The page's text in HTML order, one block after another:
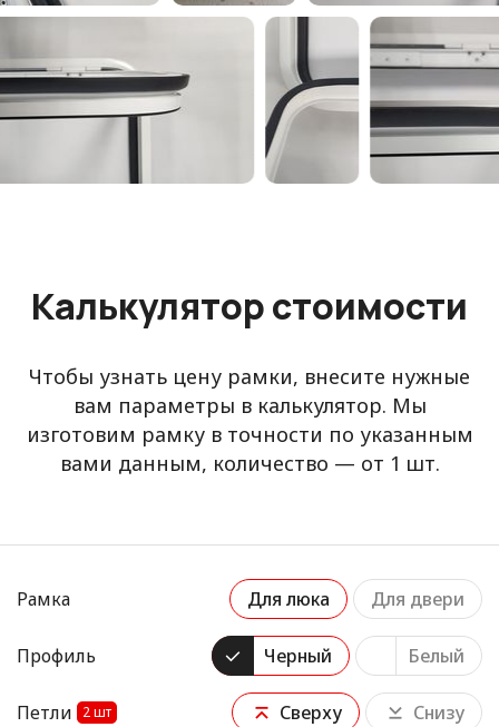
Калькулятор стоимости
Чтобы узнать цену рамки, внесите нужные
вам параметры в калькулятор. Мы
изготовим рамку в точности по указанным
вами данным, количество — от 1 шт.
Рамка Для люка Для двери
Профиль Черный Белый
Петли 2шт Сверху Снизу